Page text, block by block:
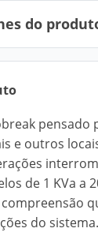
do
pensado
e outros
de 1 KVa a
do